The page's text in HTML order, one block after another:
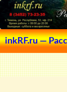
inkRF.ru —
Поиск
К
СОДЕРЖИМОМУ